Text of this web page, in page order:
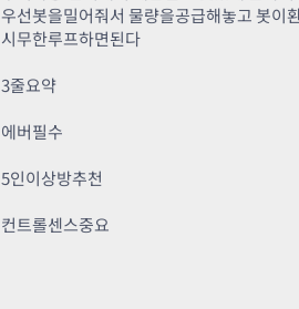
우선봇을밀어줘서 물량을공급해놓고 봇이
시무한루프하면된다
3줄요약
에버필수
5인이상방추천
컨트롤센스중요